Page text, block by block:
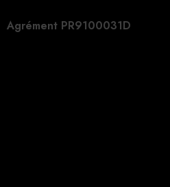
Agrément PR9100031D